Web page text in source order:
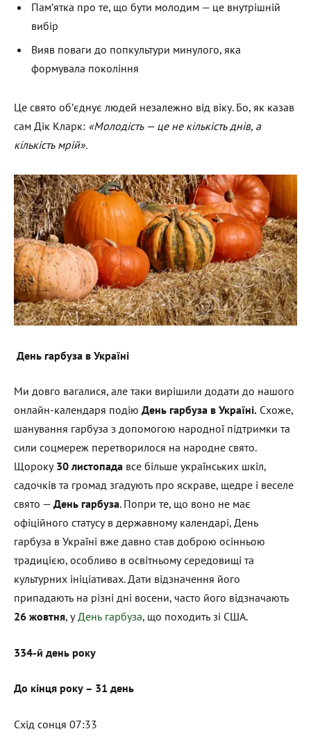
Пам’ятка про те, що бути молодим — це внутрішній
вибір
Вияв поваги до попкультури минулого, яка
формувала покоління
Це свято об’єднує людей незалежно від віку. Бо, як казав
сам Дік Кларк: «Молодість — це не кількість днів, а
кількість мрій».
День гарбуза в Україні
Ми довго вагалися, але таки вирішили додати до нашого
онлайн-календаря подію День гарбуза в Україні. Схоже,
шанування гарбуза з допомогою народної підтримки та
сили соцмереж перетворилося на народне свято.
Щороку 30 листопада все більше українських шкіл,
садочків та громад згадують про яскраве, щедре і веселе
свято — День гарбуза. Попри те, що воно не має
офіційного статусу в державному календарі, День
гарбуза в Україні вже давно став доброю осінньою
традицією, особливо в освітньому середовищі та
культурних ініціативах. Дати відзначення його
припадають на різні дні восени, часто його відзначають
26 жовтня, уДень гарбуза, що походить зі США.
334-й день року
До кінця року – 31 день
Схід сонця 07:33